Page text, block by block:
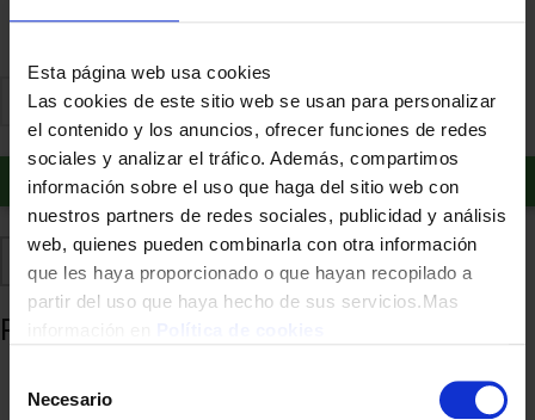
Esta página web usa cookies
Las cookies de este sitio web se usan para personalizar
el contenido y los anuncios, ofrecer funciones de redes
sociales y analizar el tráfico. Además, compartimos
información sobre el uso que haga del sitio web con
nuestros partners de redes sociales, publicidad y análisis
web, quienes pueden combinarla con otra información
que les haya proporcionado o que hayan recopilado a
partir del uso que haya hecho de sus servicios.Mas
Necesario
Añadir al carrito
Añadir a favoritos
Productos relacionados